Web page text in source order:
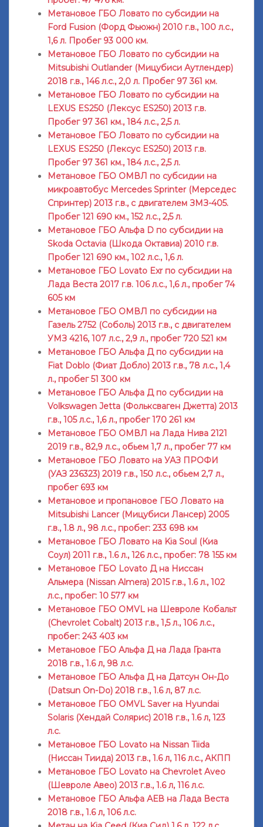
Метановое ГБО Ловато по субсидии на
Ford Fusion (Форд Фьюжн) 2010 г.в., 100 л.с.,
1,6 л. Пробег 93 000 км.
Метановое ГБО Ловато по субсидии на
Mitsubishi Outlander (Мицубиси Аутлендер)
2018 г.в., 146 л.с., 2,0 л. Пробег 97 361 км.
Метановое ГБО Ловато по субсидии на
LEXUS ES250 (Лексус ES250) 2013 г.в.
Пробег 97 361 км., 184 л.с., 2,5 л.
Метановое ГБО Ловато по субсидии на
LEXUS ES250 (Лексус ES250) 2013 г.в.
Пробег 97 361 км., 184 л.с., 2,5 л.
Метановое ГБО ОМВЛ по субсидии на
микроавтобус Mercedes Sprinter (Мерседес
Спринтер) 2013 г.в., с двигателем ЗМЗ-405.
Пробег 121 690 км., 152 л.с., 2,5 л.
Метановое ГБО Альфа D по субсидии на
Skoda Octavia (Шкода Октавиа) 2010 г.в.
Пробег 121 690 км., 102 л.с., 1,6 л.
Метановое ГБО Lovato Exr по субсидии на
Лада Веста 2017 г.в. 106 л.с., 1,6 л., пробег 74
605 км
Метановое ГБО ОМВЛ по субсидии на
Газель 2752 (Соболь) 2013 г.в., с двигателем
УМЗ 4216, 107 л.с., 2,9 л., пробег 720 521 км
Метановое ГБО Альфа Д по субсидии на
Fiat Doblo (Фиат Добло) 2013 г.в., 78 л.с., 1,4
л., пробег 51 300 км
Метановое ГБО Альфа Д по субсидии на
Volkswagen Jetta (Фольксваген Джетта) 2013
г.в., 105 л.с., 1,6 л., пробег 170 261 км
Метановое ГБО ОМВЛ на Лада Нива 2121
2019 г.в., 82,9 л.с., обьем 1,7 л., пробег 77 км
Метановое ГБО Ловато на УАЗ ПРОФИ
(УАЗ 236323) 2019 г.в., 150 л.с., обьем 2,7 л.,
пробег 693 км
Метановое и пропановое ГБО Ловато на
Mitsubishi Lancer (Мицубиси Лансер) 2005
г.в., 1.8 л., 98 л.с., пробег: 233 698 км
Метановое ГБО Ловато на Kia Soul (Киа
Соул) 2011 г.в., 1.6 л., 126 л.с., пробег: 78 155 км
Метановое ГБО Lovato Д на Ниссан
Альмера (Nissan Almera) 2015 г.в., 1.6 л., 102
л.с., пробег: 10 577 км
Метановое ГБО OMVL на Шевроле Кобальт
(Chevrolet Cobalt) 2013 г.в., 1,5 л., 106 л.с.,
пробег: 243 403 км
Метановое ГБО Альфа Д на Лада Гранта
2018 г.в., 1.6 л, 98 л.с.
Метановое ГБО Альфа Д на Датсун Он-До
(Datsun On-Do) 2018 г.в., 1.6 л, 87 л.с.
Метановое ГБО OMVL Saver на Hyundai
Solaris (Хендай Солярис) 2018 г.в., 1.6 л, 123
л.с.
Метановое ГБО Lovato на Nissan Tiida
(Ниссан Тиида) 2013 г.в., 1.6 л, 116 л.с., АКПП
Метановое ГБО Lovato на Chevrolet Aveo
(Шевроле Авео) 2013 г.в., 1.6 л, 116 л.с.
Метановое ГБО Альфа АЕВ на Лада Веста
2018 г.в., 1.6 л, 106 л.с.